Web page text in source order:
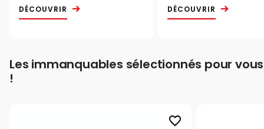
DÉCOUVRIR DÉCOUVRIR
Les immanquables sélectionnés pour vous
!
favorite_border